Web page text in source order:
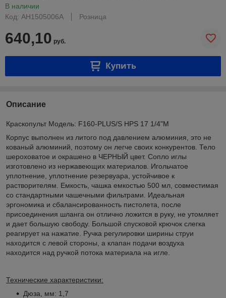
В наличии
Код: AH1505006A
Розница
640,10 руб.
Купить
Описание
Краскопульт Модель: F160-PLUS/S HPS 17 1/4"M
Корпус выполнен из литого под давлением алюминия, это не
кованый алюминий, поэтому он легче своих конкурентов. Тело
шероховатое и окрашено в ЧЕРНЫЙ цвет. Сопло иглы
изготовлено из нержавеющих материалов. Игольчатое
уплотнение, уплотнение резервуара, устойчивое к
растворителям. Емкость, чашка емкостью 500 мл, совместимая
со стандартными чашечными фильтрами. Идеальная
эргономика и сбалансированность пистолета, после
присоединения шланга он отлично ложится в руку, не утомляет
и дает большую свободу. Большой спусковой крючок слегка
реагирует на нажатие. Ручка регулировки ширины струи
находится с левой стороны, а клапан подачи воздуха
находится над ручкой потока материала на игле.
Технические характеристики:
Дюза, мм: 1,7